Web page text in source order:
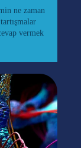
ne zaman
vermek